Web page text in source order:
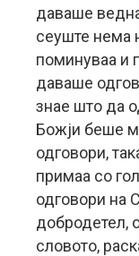
даваше
сеуште нема
поминуваа и
даваше
знае што да
Божји беше
одговори,
примаа со
одговори на
добродетел,
словото,